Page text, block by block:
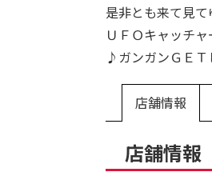
是非とも来て見て
ＵＦＯキャッチ
♪ガンガンＧＥ
店舗情報
店舗情報